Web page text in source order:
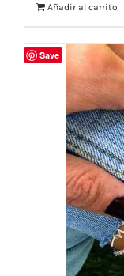
Añadir al carrito
Save